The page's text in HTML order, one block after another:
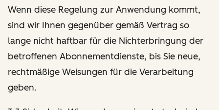
Wenn diese Regelung zur Anwendung kommt,
sind wir Ihnen gegenüber gemäß Vertrag so
lange nicht haftbar für die Nichterbringung der
betroffenen Abonnementdienste, bis Sie neue,
rechtmäßige Weisungen für die Verarbeitung
geben.